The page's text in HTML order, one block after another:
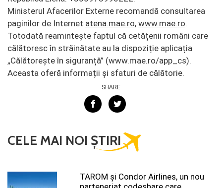
Ministerul Afacerilor Externe recomandă consultarea
paginilor de Internet atena.mae.ro, www.mae.ro.
Totodată reamintește faptul că cetățenii români care
călătoresc în străinătate au la dispoziție aplicația
„Călătorește în siguranță” (www.mae.ro/app_cs).
Aceasta oferă informații și sfaturi de călătorie.
SHARE
CELE MAI NOI ȘTIRI
TAROM şi Condor Airlines, un nou